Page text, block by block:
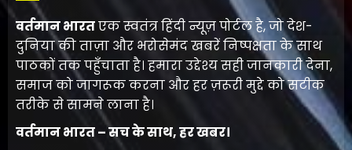
वर्तमान भारतएक स्वतंत्र हिंदी न्यूज़ पोर्टल है, जो देश-
दुनिया की ताज़ा और भरोसेमंद खबरें निष्पक्षता के साथ
पाठकों तक पहुँचाता है। हमारा उद्देश्य सही जानकारी देना,
समाज को जागरूक करना और हर ज़रूरी मुद्दे को सटीक
तरीके से सामने लाना है।
वर्तमान भारत – सच के साथ, हर खबर।